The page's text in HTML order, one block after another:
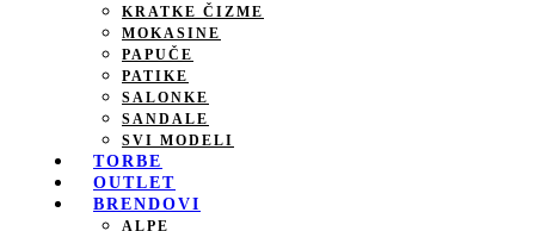
KRATKE ČIZME
MOKASINE
PAPUČE
PATIKE
SALONKE
SANDALE
SVI MODELI
TORBE
OUTLET
BRENDOVI
ALPE